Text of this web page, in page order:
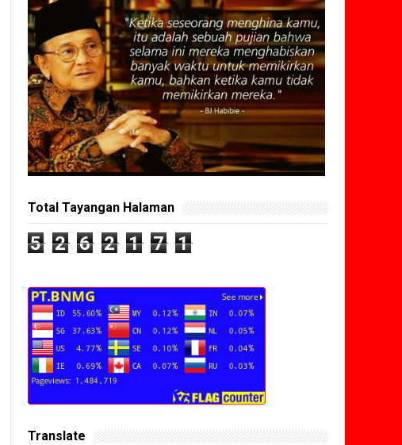
Total Tayangan Halaman
5 2 6 2 1 7 1
Translate